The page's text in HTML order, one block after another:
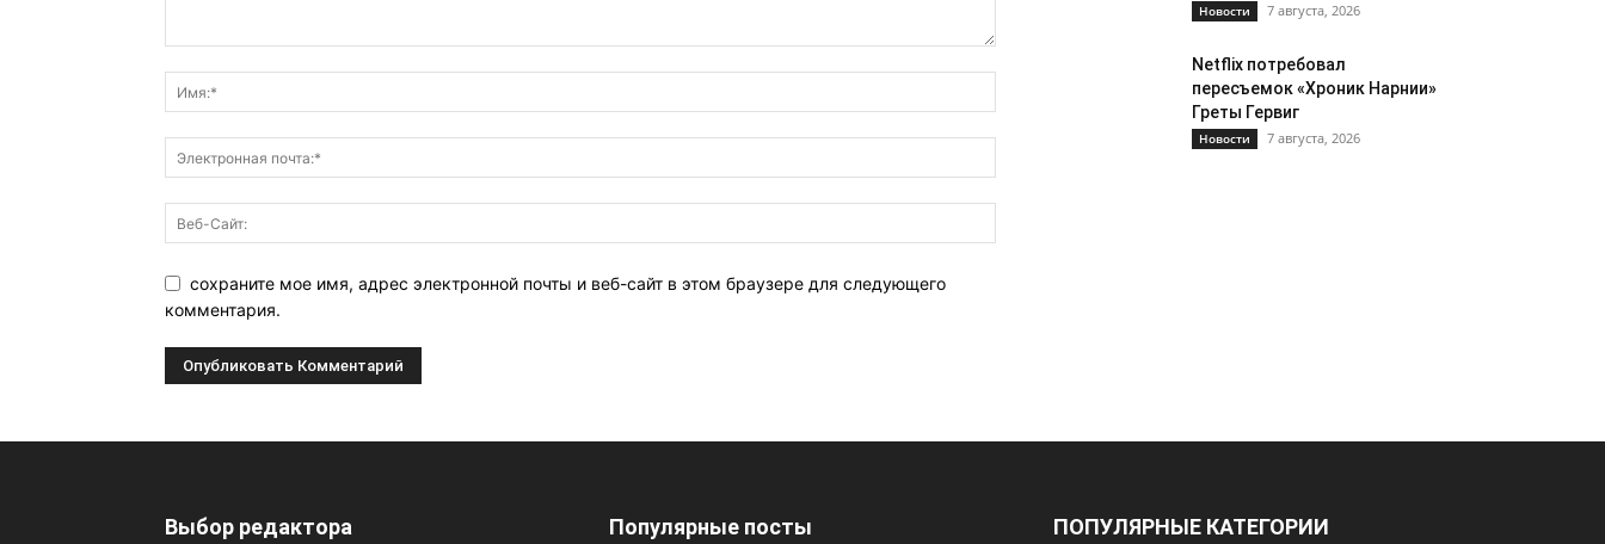
сохраните мое имя, адрес электронной почты и веб-сайт в этом браузере для следующего
комментария.
Новости 7 августа, 2026
Netflix потребовал
пересъемок «Хроник Нарнии»
Греты Гервиг
Новости 7 августа, 2026
Выбор редактора Популярные посты ПОПУЛЯРНЫЕ КАТЕГОРИИ